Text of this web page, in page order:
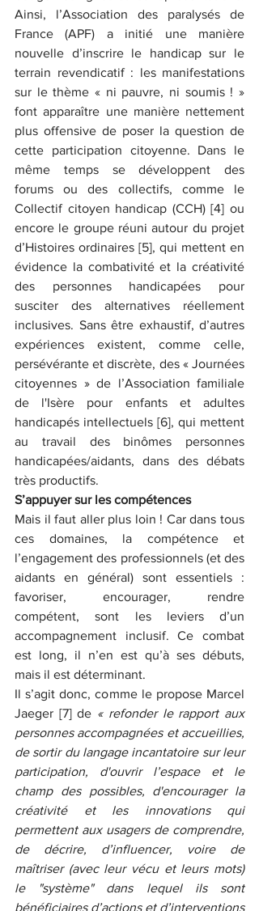
Ainsi, l’Association des paralysés de
France (APF) a initié une manière
nouvelle d’inscrire le handicap sur le
terrain revendicatif : les manifestations
sur le thème « ni pauvre, ni soumis ! »
font apparaître une manière nettement
plus offensive de poser la question de
cette participation citoyenne. Dans le
même temps se développent des
forums ou des collectifs, comme le
Collectif citoyen handicap (CCH) [4] ou
encore le groupe réuni autour du projet
d’Histoires ordinaires [5], qui mettent en
évidence la combativité et la créativité
des personnes handicapées pour
susciter des alternatives réellement
inclusives. Sans être exhaustif, d’autres
expériences existent, comme celle,
persévérante et discrète, des « Journées
citoyennes » de l’Association familiale
de l'Isère pour enfants et adultes
handicapés intellectuels [6], qui mettent
au travail des binômes personnes
handicapées/aidants, dans des débats
très productifs.
S’appuyer sur les compétences
Mais il faut aller plus loin ! Car dans tous
ces domaines, la compétence et
l’engagement des professionnels (et des
aidants en général) sont essentiels :
favoriser, encourager, rendre
compétent, sont les leviers d’un
accompagnement inclusif. Ce combat
est long, il n’en est qu’à ses débuts,
mais il est déterminant.
Il s’agit donc, comme le propose Marcel
Jaeger [7] de « refonder le rapport aux
personnes accompagnées et accueillies,
de sortir du langage incantatoire sur leur
participation, d'ouvrir l’espace et le
champ des possibles, d'encourager la
créativité et les innovations qui
permettent aux usagers de comprendre,
de décrire, d’influencer, voire de
maîtriser (avec leur vécu et leurs mots)
le "système" dans lequel ils sont
bénéficiaires d’actions et d’interventions